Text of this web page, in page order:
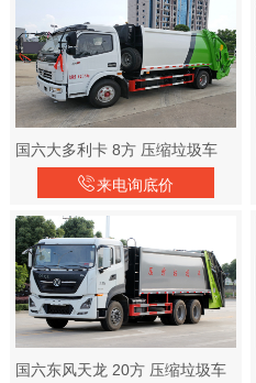
国六大多利卡 8方 压缩垃圾车
来电询底价
国六东风天龙 20方 压缩垃圾车